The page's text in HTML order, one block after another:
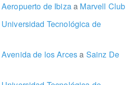
Aeropuerto de Ibizaa Marvell Club
Universidad Tecnológica de
Avenida de los Arcesa Sainz De